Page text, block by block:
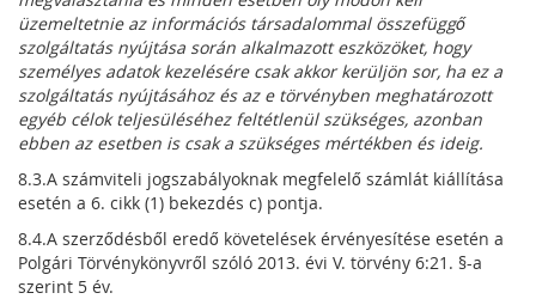
üzemeltetnie az információs társadalommal összefüggő
szolgáltatás nyújtása során alkalmazott eszközöket, hogy
személyes adatok kezelésére csak akkor kerüljön sor, ha ez a
szolgáltatás nyújtásához és az e törvényben meghatározott
egyéb célok teljesüléséhez feltétlenül szükséges, azonban
ebben az esetben is csak a szükséges mértékben és ideig.
8.3.A számviteli jogszabályoknak megfelelő számlát kiállítása
esetén a 6. cikk (1) bekezdés c) pontja.
8.4.A szerződésből eredő követelések érvényesítése esetén a
Polgári Törvénykönyvről szóló 2013. évi V. törvény 6:21. §-a
szerint 5 év.